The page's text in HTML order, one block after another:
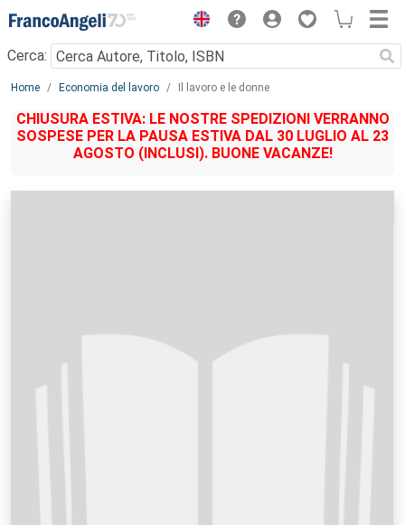
Menu
Cerca:
Main content
Home Economia del lavoro Il lavoro e le donne
CHIUSURA ESTIVA: LE NOSTRE SPEDIZIONI VERRANNO
SOSPESE PER LA PAUSA ESTIVA DAL 30 LUGLIO AL 23
AGOSTO (INCLUSI). BUONE VACANZE!